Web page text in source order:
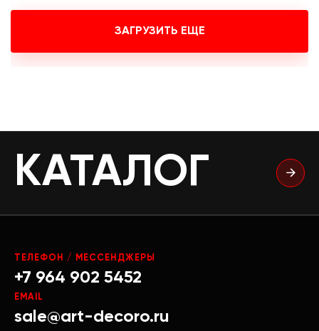
ЗАГРУЗИТЬ ЕЩЕ
КАТАЛОГ
ТЕЛЕФОН / МЕССЕНДЖЕРЫ
+7 964 902 5452
EMAIL
sale@art-decoro.ru